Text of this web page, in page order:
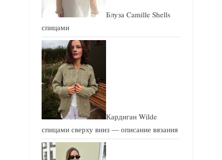
с
ь
:
Блуза Camille Shells
спицами
Кардиган Wilde
спицами сверху вниз — описание вязания